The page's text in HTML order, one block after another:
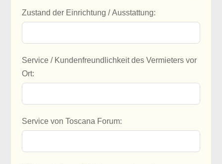
Zustand der Einrichtung / Ausstattung:
Service / Kundenfreundlichkeit des Vermieters vor
Ort:
Service von Toscana Forum: